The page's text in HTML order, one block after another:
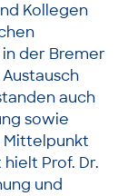
Kollegen
in der Bremer
auch
sowie
Mittelpunkt
Prof. Dr.
und